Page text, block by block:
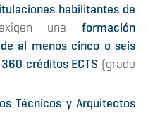
habilitantes de
unaformación
al menos cinco o seis
créditos ECTS (grado
Técnicos y Arquitectos